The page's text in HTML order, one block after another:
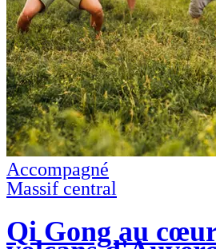
Accompagné
Massif central
Qi Gong au